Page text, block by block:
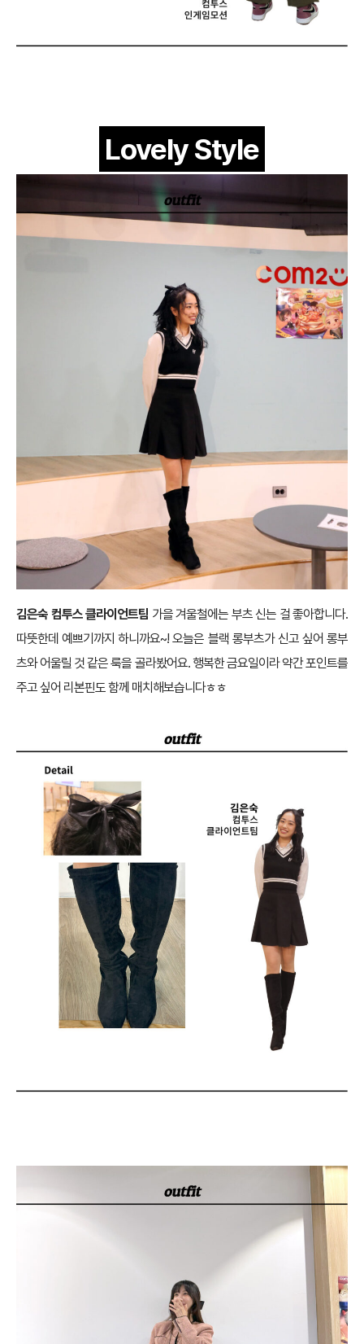
Lovely Style
김은숙 컴투스 클라이언트팀 가을 겨울철에는 부츠 신는 걸 좋아합니다.
따뜻한데 예쁘기까지 하니까요~! 오늘은 블랙 롱부츠가 신고 싶어 롱부
츠와 어울릴 것 같은 룩을 골라봤어요. 행복한 금요일이라 약간 포인트를
주고 싶어 리본핀도 함께 매치해보습니다ㅎㅎ